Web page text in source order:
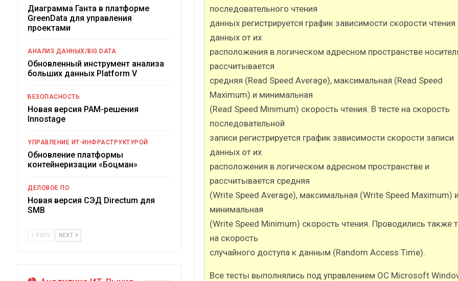
последовательного чтения
данных регистрируется график зависимости скорости чтения
данных от их
расположения в логическом адресном пространстве
рассчитывается
средняя (Read Speed Average), максимальная (Read Speed
Maximum) и минимальная
(Read Speed Minimum) скорость чтения. В тесте на скорость
последовательной
записи регистрируется график зависимости скорости записи
данных от их
расположения в логическом адресном пространстве и
рассчитывается средняя
(Write Speed Average), максимальная (Write Speed Maximum) и
минимальная
(Write Speed Minimum) скорость чтения. Проводились также
на скорость
случайного доступа к данным (Random Access Time).
Все тесты выполнялись под управлением ОС Microsoft
Диаграмма Ганта в платформе
GreenData для управления
проектами
АНАЛИЗ ДАННЫХ/BIG DATA
Обновленный инструмент анализа
больших данных Platform V
БЕЗОПАСНОСТЬ
Новая версия PAM-решения
Innostage
УПРАВЛЕНИЕ ИТ-ИНФРАСТРУКТУРОЙ
Обновление платформы
контейнеризации «Боцман»
ДЕЛОВОЕ ПО
Новая версия СЭД Directum для
SMB
PREV NEXT